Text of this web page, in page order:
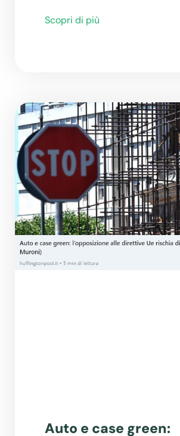
Scopri di più
Auto e case green: